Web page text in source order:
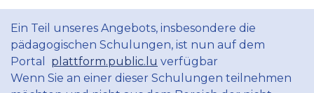
Ein Teil unseres Angebots, insbesondere die
pädagogischen Schulungen, ist nun auf dem
Portal plattform.public.lu verfügbar
Wenn Sie an einer dieser Schulungen teilnehmen